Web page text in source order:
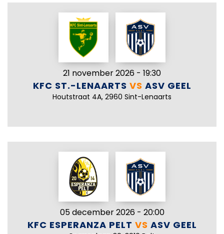
21 november 2026 - 19:30
KFC ST.-LENAARTS VS ASV GEEL
Houtstraat 4A, 2960 Sint-Lenaarts
05 december 2026 - 20:00
KFC ESPERANZA PELT VS ASV GEEL